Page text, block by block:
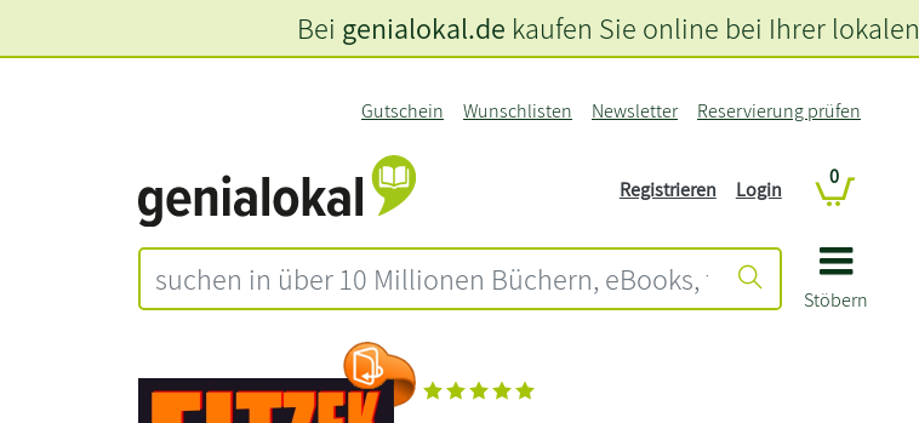
Stöbern
Gutschein Wunschlisten Newsletter Reservierung prüfen
Registrieren Login
0
Bei genialokal.de kaufen Sie online bei Ihrer lokalen